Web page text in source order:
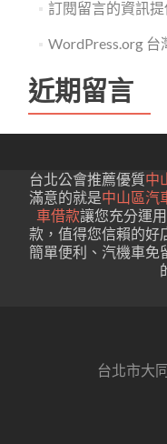
訂閱留言的資訊提
WordPress.org 台
近期留言
台北公會推薦優質中
滿意的就是中山區汽
車借款讓您充分運
款，值得您信賴的好
簡單便利、汽機車免
台北市大